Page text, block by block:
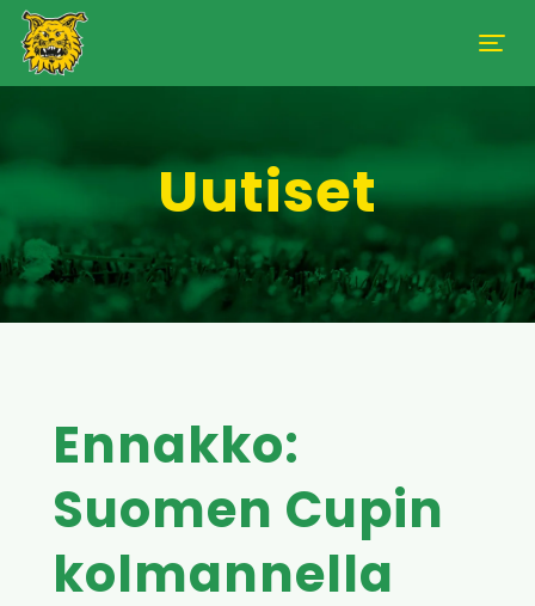
Uutiset
Ennakko:
Suomen Cupin
kolmannella